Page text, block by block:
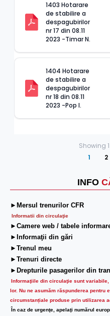
INFO
►Mersul trenurilor CFR
Informatii din circulaţie
►Camere web / tabele
►Informaţii din gări
►Trenul meu
►Trenuri directe
►Drepturile pasagerilor din
Informaţiile din circulaţie sunt
lor. Nu ne asumăm răspunderea pentru
circumstanțiale produse prin utilizarea
În caz de urgenţe, apelaţi numărul
1403 Hotarare
de stabilire a
despagubirilor
nr 17 din 08.11
2023 -Timar N.
1404 Hotarare
de stabilire a
despagubirilor
nr 18 din 08.11
2023 -Pop I.
Showing 1
1
2